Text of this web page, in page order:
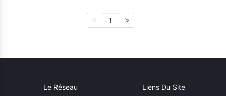
1
Le Réseau Liens Du Site